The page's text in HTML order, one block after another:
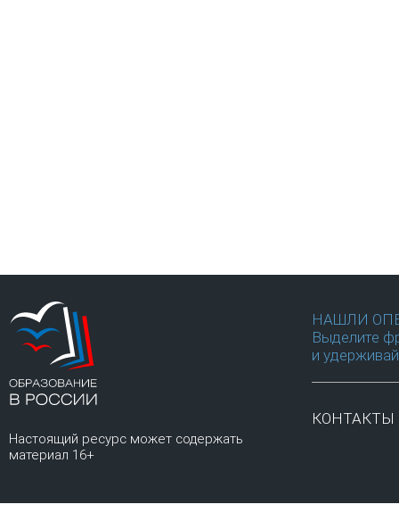
Настоящий ресурс может содержать
материал 16+
НАШЛИ
Выделите
и
КОНТАКТЫ